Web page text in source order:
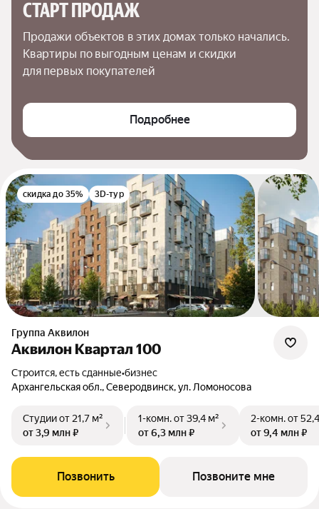
СТАРТ ПРОДАЖ
Продажи объектов в этих домах только начались.
Квартиры по выгодным ценам и скидки
для первых покупателей
Подробнее
скидка до 35% 3D-тур
Группа Аквилон
Аквилон Квартал 100
Строится, есть сданные•бизнес
Архангельская обл., Северодвинск, ул. Ломоносова
Студииот 21,7 м²
от 3,9 млн ₽
1-комн.от 39,4 м²
от 6,3 млн ₽
2-комн.от
от 9,4 млн ₽
Позвонить Позвоните мне